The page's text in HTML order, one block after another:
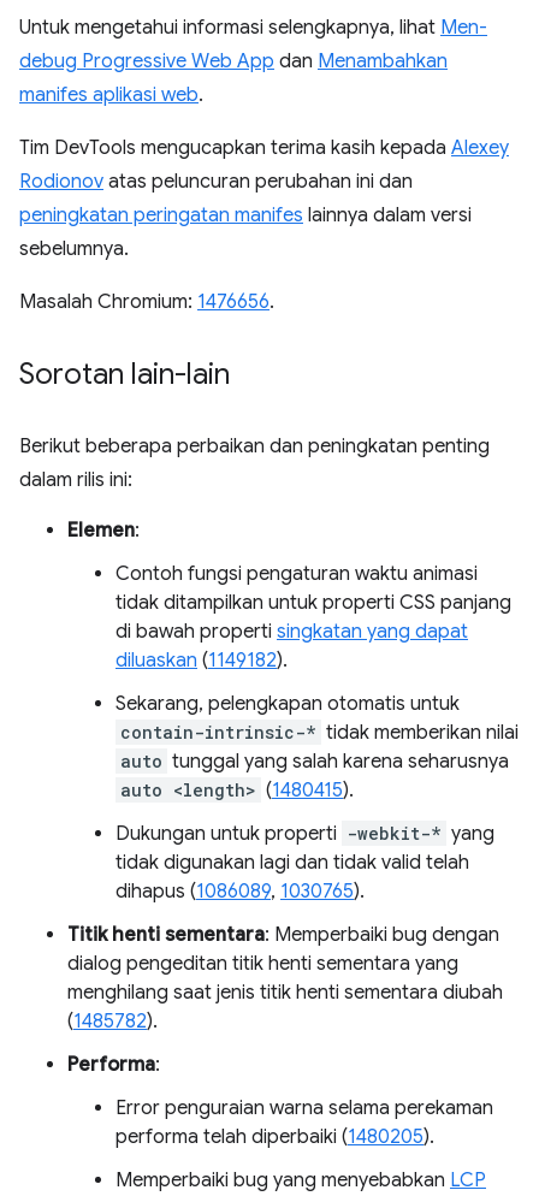
Untuk mengetahui informasi selengkapnya, lihat Men-
debug Progressive Web App dan Menambahkan
manifes aplikasi web.
Tim DevTools mengucapkan terima kasih kepada Alexey
Rodionov atas peluncuran perubahan ini dan
peningkatan peringatan manifes lainnya dalam versi
sebelumnya.
Masalah Chromium: 1476656.
Sorotan lain-lain
Berikut beberapa perbaikan dan peningkatan penting
dalam rilis ini:
Elemen:
Contoh fungsi pengaturan waktu animasi
tidak ditampilkan untuk properti CSS panjang
di bawah properti singkatan yang dapat
diluaskan (1149182).
Sekarang, pelengkapan otomatis untuk
contain-intrinsic-* tidak memberikan nilai
auto tunggal yang salah karena seharusnya
auto <length> (1480415).
Dukungan untuk properti -webkit-* yang
tidak digunakan lagi dan tidak valid telah
dihapus (1086089, 1030765).
Titik henti sementara: Memperbaiki bug dengan
dialog pengeditan titik henti sementara yang
menghilang saat jenis titik henti sementara diubah
(1485782).
Performa:
Error penguraian warna selama perekaman
performa telah diperbaiki (1480205).
Memperbaiki bug yang menyebabkan LCP